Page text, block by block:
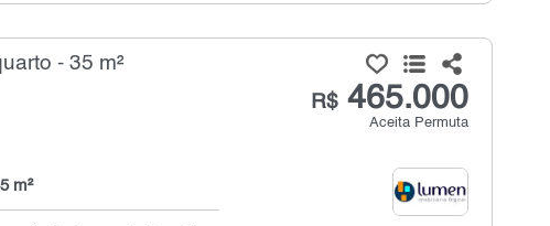
- 35 m²
R$465.000
Aceita Permuta
m²